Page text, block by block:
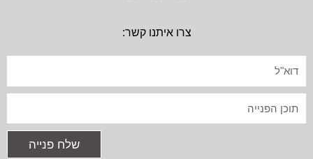
H
A
P
P
A
C
O
K
N
S
R
A
צרו איתנו קשר:
שלח פנייה